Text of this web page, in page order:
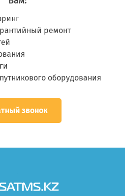
ремонт
оборудования
звонок